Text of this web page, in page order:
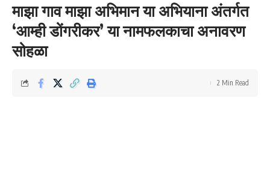
माझा गाव माझा अभिमान या अभियाना अंतर्गत
‘आम्ही डोंगरीकर’ या नामफलकाचा अनावरण
सोहळा
2 Min Read